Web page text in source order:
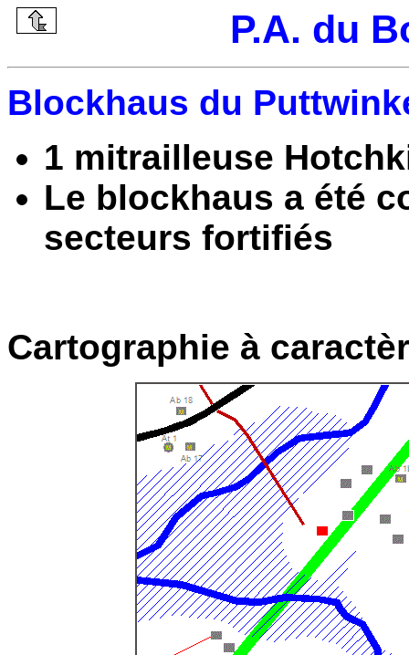
P.A. du
Blockhaus du
1 mitrailleuse
Le blockhaus a été
secteurs fortifiés
Cartographie à